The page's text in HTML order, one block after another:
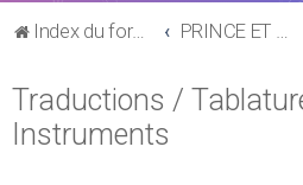
Index du forum PRINCE ET SON UNIVERS
Traductions /
Instruments